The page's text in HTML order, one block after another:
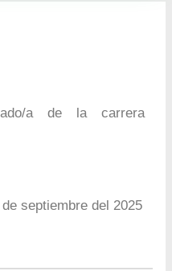
a de la carrera
de septiembre del 2025